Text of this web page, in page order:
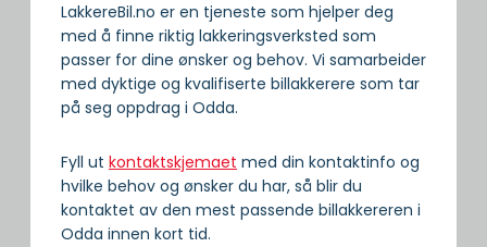
LakkereBil.no er en tjeneste som hjelper deg
med å finne riktig lakkeringsverksted som
passer for dine ønsker og behov. Vi samarbeider
med dyktige og kvalifiserte billakkerere som tar
på seg oppdrag i Odda.
Fyll ut kontaktskjemaet med din kontaktinfo og
hvilke behov og ønsker du har, så blir du
kontaktet av den mest passende billakkereren i
Odda innen kort tid.